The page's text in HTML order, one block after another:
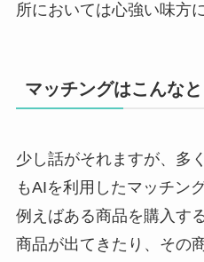
所においては心強い味方
マッチングはこんな
少し話がそれますが、多
もAIを利用したマッチン
例えばある商品を購入す
商品が出てきたり、その